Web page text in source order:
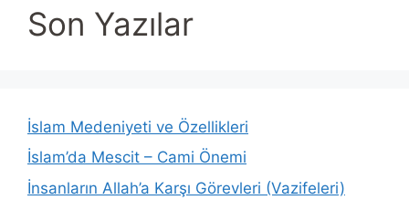
Son Yazılar
İslam Medeniyeti ve Özellikleri
İslam’da Mescit – Cami Önemi
İnsanların Allah’a Karşı Görevleri (Vazifeleri)